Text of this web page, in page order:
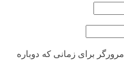
برای زمانی که دوباره